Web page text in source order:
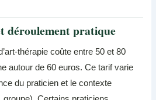
déroulement pratique
thérapie coûte entre 50 et 80
autour de 60 euros. Ce tarif varie
du praticien et le contexte